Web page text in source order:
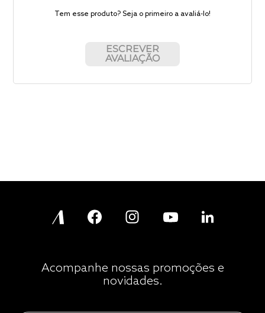
Tem esse produto? Seja o primeiro a avaliá-lo!
ESCREVER
AVALIAÇÃO
Acompanhe nossas promoções e
novidades.